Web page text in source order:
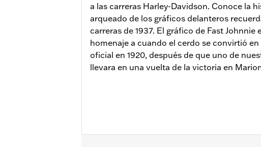
a las carreras Harley-Davidson. Conoce la
arqueado de los gráficos delanteros
carreras de 1937. El gráfico de Fast Johnnie
homenaje a cuando el cerdo se convirtió
oficial en 1920, después de que uno de
llevara en una vuelta de la victoria en